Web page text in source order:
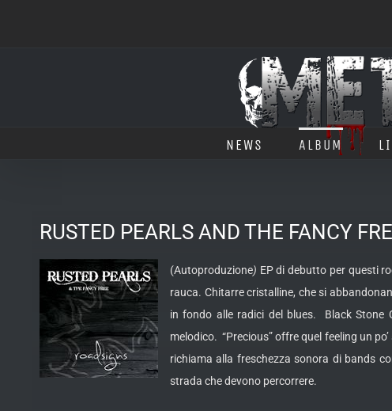
NEWS ALBUM
RUSTED PEARLS AND THE FANCY
(Autoproduzione) EP di debutto per questi
rauca. Chitarre cristalline, che si
in fondo alle radici del blues. Black Stone
melodico. “Precious” offre quel feeling un
richiama alla freschezza sonora di bands
strada che devono percorrere.